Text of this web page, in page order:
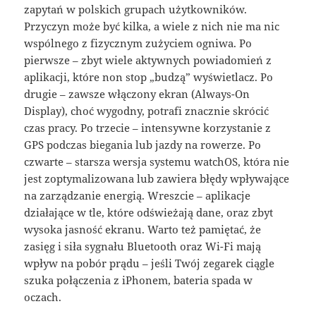
zapytań w polskich grupach użytkowników.
Przyczyn może być kilka, a wiele z nich nie ma nic
wspólnego z fizycznym zużyciem ogniwa. Po
pierwsze – zbyt wiele aktywnych powiadomień z
aplikacji, które non stop „budzą” wyświetlacz. Po
drugie – zawsze włączony ekran (Always-On
Display), choć wygodny, potrafi znacznie skrócić
czas pracy. Po trzecie – intensywne korzystanie z
GPS podczas biegania lub jazdy na rowerze. Po
czwarte – starsza wersja systemu watchOS, która nie
jest zoptymalizowana lub zawiera błędy wpływające
na zarządzanie energią. Wreszcie – aplikacje
działające w tle, które odświeżają dane, oraz zbyt
wysoka jasność ekranu. Warto też pamiętać, że
zasięg i siła sygnału Bluetooth oraz Wi-Fi mają
wpływ na pobór prądu – jeśli Twój zegarek ciągle
szuka połączenia z iPhonem, bateria spada w
oczach.